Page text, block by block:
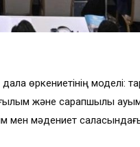
өркениетінің моделі:
және сарапшылық
мен мәдениет